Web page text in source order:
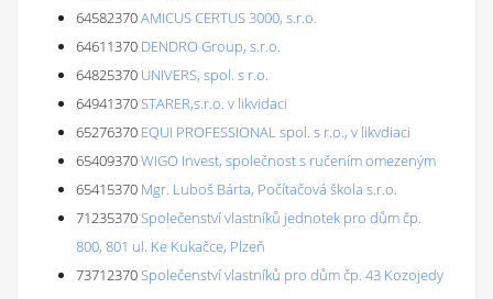
64582370AMICUS CERTUS 3000, s.r.o.
64611370 DENDRO Group, s.r.o.
64825370 UNIVERS, spol. s r.o.
64941370STARER,s.r.o. v likvidaci
65276370 EQUI PROFESSIONAL spol. s r.o., v likvdiaci
65409370WIGO Invest, společnost s ručením omezeným
65415370 Mgr. Luboš Bárta, Počítačová škola s.r.o.
71235370Společenství vlastníků jednotek pro dům čp.
800, 801 ul. Ke Kukačce, Plzeň
73712370Společenství vlastníků pro dům čp. 43 Kozojedy